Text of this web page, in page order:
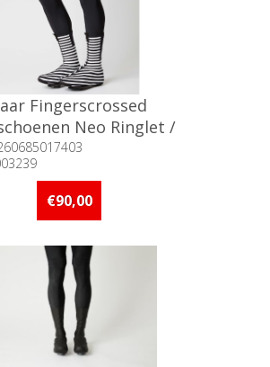
Fingerscrossed
Neo Ringlet /
45-48
Niet voorradig
€90,00